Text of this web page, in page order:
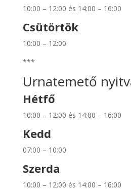
10:00 – 12:00 és 14:00 – 16:00
Csütörtök
10:00 – 12:00
***
Urnatemető
Hétfő
10:00 – 12:00 és 14:00 – 16:00
Kedd
07:00 – 10:00
Szerda
10:00 – 12:00 és 14:00 – 16:00